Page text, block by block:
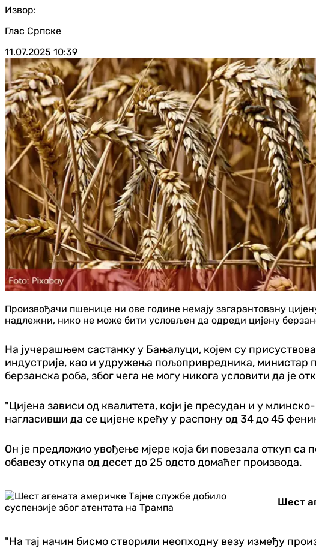
Извор:
Глас Српске
11.07.2025 10:39
Произвођачи пшенице ни ове године немају загарантовану
надлежни, нико не може бити условљен да одреди цијену
На јучерашњем састанку у Бањалуци, којем су
индустрије, као и удружења пољопривредника,
берзанска роба, због чега не могу никога условити да је
"Цијена зависи од квалитета, који је пресудан и у
нагласивши да се цијене крећу у распону од 34 до 45
Он је предложио увођење мјере која би повезала откуп
обавезу откупа од десет до 25 одсто домаћег производа.
Шест
"На тај начин бисмо створили неопходну везу између